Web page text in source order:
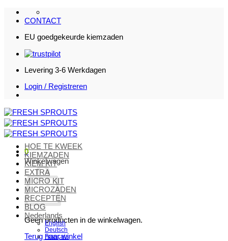
naar
CONTACT
EU goedgekeurde kiemzaden
Levering 3-6 Werkdagen
Login / Registreren
0
Winkelwagen
Geen producten in de winkelwagen.
Terug naar winkel
HOE TE KWEEK
KIEMZADEN
KIEM KIT
EXTRA
MICRO KIT
MICROZADEN
RECEPTEN
BLOG
Nederlands
English
Deutsch
Français